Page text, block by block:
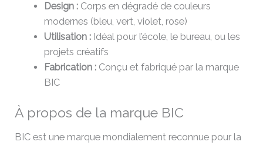
Design :Corps en dégradé de couleurs
modernes (bleu, vert, violet, rose)
Utilisation :Idéal pour l’école, le bureau, ou les
projets créatifs
Fabrication :Conçu et fabriqué par la marque
BIC
À propos de la marque BIC
BIC est une marque mondialement reconnue pour la